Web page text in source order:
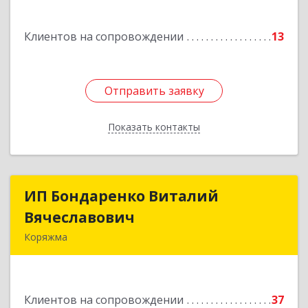
Клиентов на сопровождении 13
Отправить заявку
Показать контакты
Подробнее
Отправить заявку
Назад
ИП Бондаренко Виталий
Вячеславович
Коряжма
Клиентов на сопровождении 37
ИП Бондаренко Виталий
Подробнее